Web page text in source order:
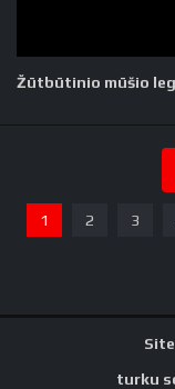
1 2 3
turku